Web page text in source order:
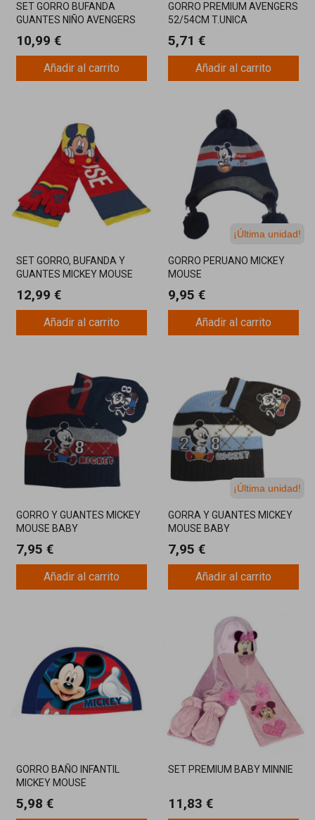
SET GORRO BUFANDA
GUANTES NIÑO AVENGERS
10,99 €
Añadir al carrito
GORRO PREMIUM AVENGERS
52/54CM T.UNICA
5,71 €
Añadir al carrito
SET GORRO, BUFANDA Y
GUANTES MICKEY MOUSE
12,99 €
Añadir al carrito
¡Última unidad!
GORRO PERUANO MICKEY
MOUSE
9,95 €
Añadir al carrito
GORRO Y GUANTES MICKEY
MOUSE BABY
7,95 €
Añadir al carrito
¡Última unidad!
GORRA Y GUANTES MICKEY
MOUSE BABY
7,95 €
Añadir al carrito
GORRO BAÑO INFANTIL
MICKEY MOUSE
5,98 €
SET PREMIUM BABY MINNIE
11,83 €